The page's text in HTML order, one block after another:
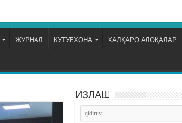
ЖУРНАЛ КУТУБХОНА ХАЛҚАРО АЛОҚАЛАР
ИЗЛАШ